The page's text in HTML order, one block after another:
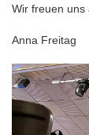
Wir freuen uns
Anna Freitag